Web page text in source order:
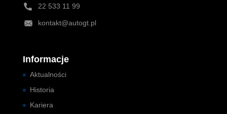
22 533 11 99
kontakt@autogt.pl
Informacje
Aktualności
Historia
Kariera